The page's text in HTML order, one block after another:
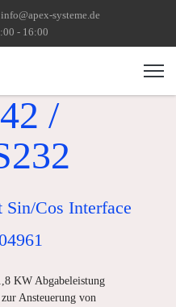
info@apex-systeme.de
- 16:00
/
Cos Interface
KW Abgabeleistung
Ansteuerung von